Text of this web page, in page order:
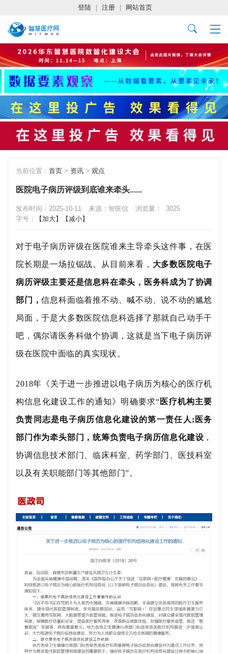
登陆 注册 网站首页
当前位置： 首页 > 资讯 > 观点
医院电子病历评级到底谁来牵头......
发布时间：2025-10-11 来源：智医信 浏览量：
3025
字号：
【加大】 【减小】
对于电子病历评级在医院谁来主导牵头这件事，在医
院长期是一场拉锯战。从目前来看， 大多数医院电子
病历评级主要还是信息科在牵头，医务科成为了协调
部门，信息科面临着推不动、喊不动、说不动的尴尬
局面，于是大多数医院信息科选择了那就自己动手干
吧，偶尔请医务科做个协调，这就是当下电子病历评
级在医院中面临的真实现状。
2018年《关于进一步推进以电子病历为核心的医疗机
构信息化建设工作的通知》明确要求“ 医疗机构主要
负责同志是电子病历信息化建设的第一责任人;医务
部门作为牵头部门，统筹负责电子病历信息化建设 ，
协调信息技术部门、临床科室、药学部门、医技科室
以及有关职能部门等其他部门”。